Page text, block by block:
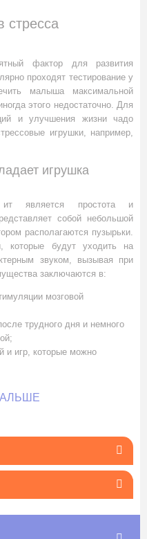
стресса
фактор для развития
проходят тестирование у
малыша максимальной
этого недостаточно. Для
и улучшения жизни чадо
игрушки, например,
игрушка
является простота и
собой небольшой
располагаются пузырьки.
которые будут уходить на
звуком, вызывая при
заключаются в:
мозговой
трудного дня и немного
и игр, которые можно